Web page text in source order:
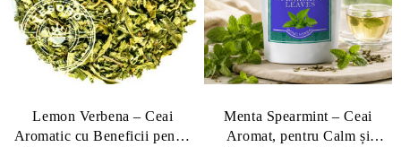
Lemon Verbena – Ceai
Aromatic cu Beneficii pentru
Menta Spearmint – Ceai
Aromat, pentru Calm și